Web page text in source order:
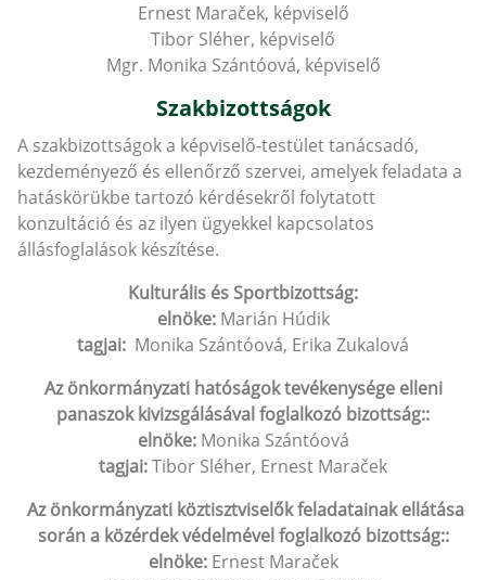
Ernest Maraček, képviselő
Tibor Sléher, képviselő
Mgr. Monika Szántóová, képviselő
Szakbizottságok
A szakbizottságok a képviselő-testület tanácsadó,
kezdeményező és ellenőrző szervei, amelyek feladata a
hatáskörükbe tartozó kérdésekről folytatott
konzultáció és az ilyen ügyekkel kapcsolatos
állásfoglalások készítése.
Kulturális és Sportbizottság:
elnöke:Marián Húdik
tagjai: Monika Szántóová, Erika Zukalová
Az önkormányzati hatóságok tevékenysége elleni
panaszok kivizsgálásával foglalkozó bizottság::
elnöke: Monika Szántóová
tagjai:Tibor Sléher, Ernest Maraček
Az önkormányzati köztisztviselők feladatainak ellátása
során a közérdek védelmével foglalkozó bizottság::
elnöke:Ernest Maraček